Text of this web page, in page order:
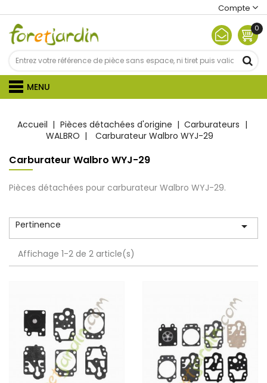
Compte
0
MENU
Accueil Pièces détachées d'origine
Carburateurs
WALBRO
Carburateur Walbro WYJ-29
Carburateur Walbro WYJ-29
Pièces détachées pour carburateur Walbro WYJ-29.
Pertinence 
Affichage 1-2 de 2 article(s)